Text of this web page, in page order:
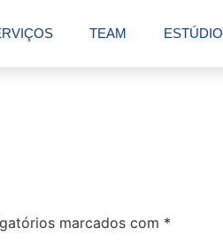
TEAM ESTÚDIO
marcados com *